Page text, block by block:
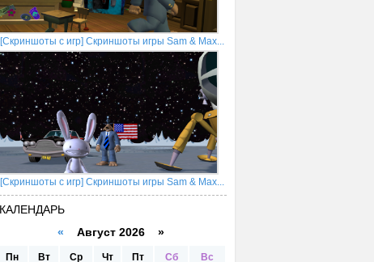
[Скриншоты с игр] Скриншоты игры Sam & Max...
[Скриншоты с игр] Скриншоты игры Sam & Max...
КАЛЕНДАРЬ
« Август 2026 »
Пн Вт Ср Чт Пт Сб Вс